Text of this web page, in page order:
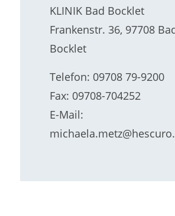
KLINIK Bad Bocklet
Frankenstr. 36, 97708
Bocklet
Telefon: 09708 79-9200
Fax: 09708-704252
E-Mail: